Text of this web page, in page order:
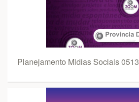
Planejamento Midias Sociais 0513